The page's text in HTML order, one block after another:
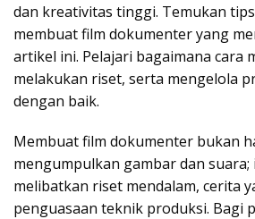
dan kreativitas tinggi. Temukan
membuat film dokumenter yang
artikel ini. Pelajari bagaimana cara
melakukan riset, serta mengelola
dengan baik.
Membuat film dokumenter bukan
mengumpulkan gambar dan
melibatkan riset mendalam, cerita
penguasaan teknik produksi. Bagi